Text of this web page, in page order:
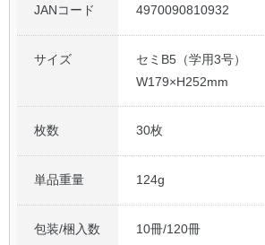
JANコード 4970090810932
サイズ
セミB5（学用3号）
W179×H252mm
枚数 30枚
単品重量 124g
包装/梱入数 10冊/120冊